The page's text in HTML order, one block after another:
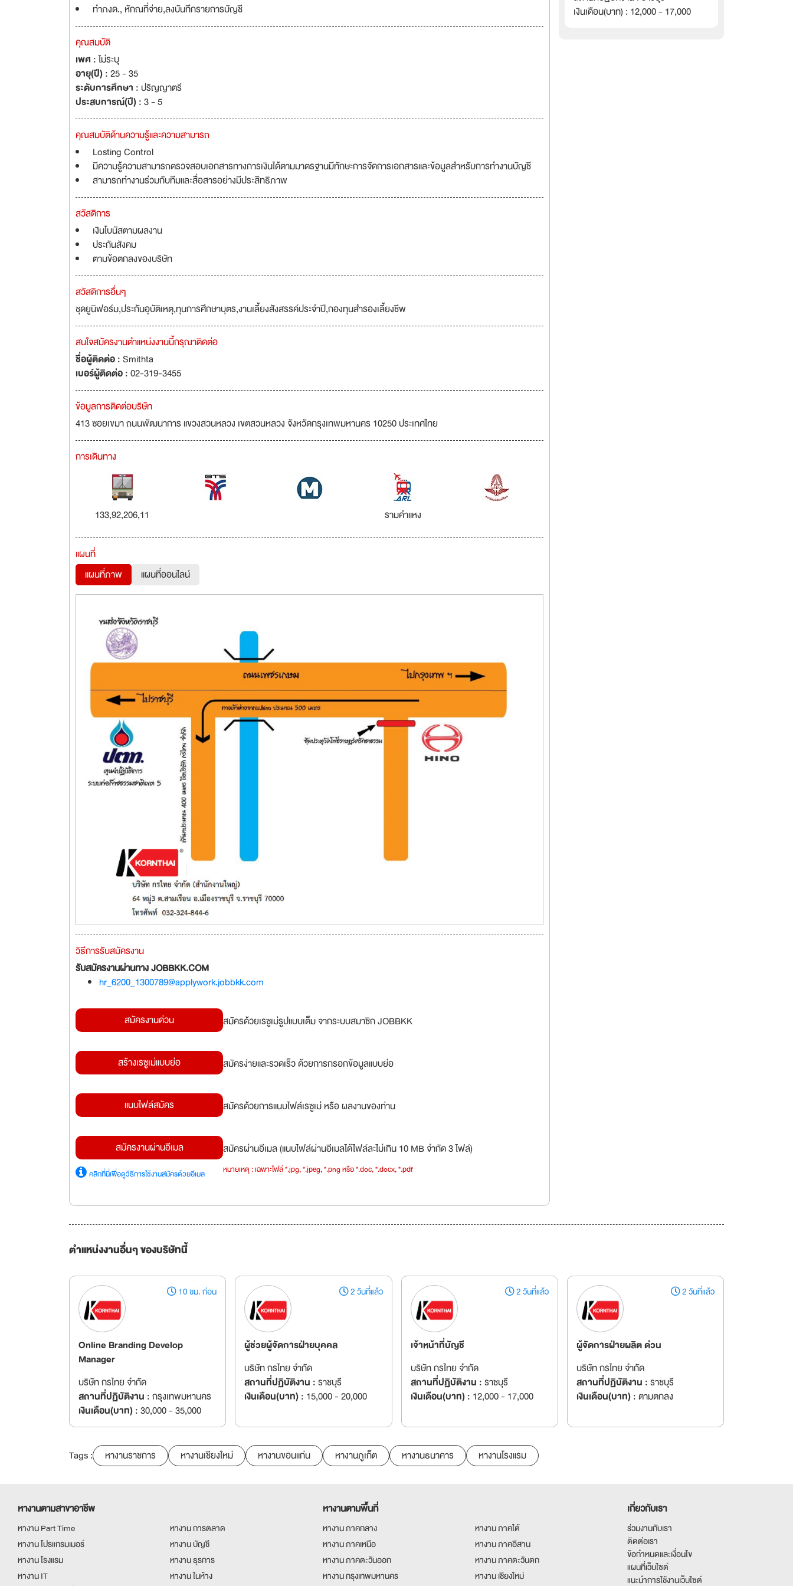
ทำภงด., หักณที่จ่าย,ลงบันทึกรายการบัญชี
คุณสมบัติ
เพศ :ไม่ระบุ
อายุ(ปี) :25 - 35
ระดับการศึกษา :ปริญญาตรี
ประสบการณ์(ปี) :3 - 5
คุณสมบัติด้านความรู้และความสามารถ
Losting Control
มีความรู้ความสามารถตรวจสอบเอกสารทางการเงินได้ตามมาตรฐานมีทักษะการจัดการเอกสารและข้อมูลสำหรับการทำงานบัญชี
สามารถทำงานร่วมกับทีมและสื่อสารอย่างมีประสิทธิภาพ
สวัสดิการ
เงินโบนัสตามผลงาน
ประกันสังคม
ตามข้อตกลงของบริษัท
สวัสดิการอื่นๆ
ชุดยูนิฟอร์ม,ประกันอุบัติเหตุ,ทุนการศึกษาบุตร,งานเลี้ยงสังสรรค์ประจำปี,กองทุนสำรองเลี้ยงชีพ
สนใจสมัครงานตำแหน่งงานนี้กรุณาติดต่อ
ชื่อผู้ติดต่อ :Smithta
เบอร์ผู้ติดต่อ :02-319-3455
ข้อมูลการติดต่อบริษัท
413 ซอยเขมา ถนนพัฒนาการ แขวงสวนหลวง เขตสวนหลวง จังหวัดกรุงเทพมหานคร 10250 ประเทศไทย
การเดินทาง
133,92,206,11 รามคำแหง
แผนที่
แผนที่ภาพ
แผนที่ออนไลน์
วิธีการรับสมัครงาน
รับสมัครงานผ่านทาง JOBBKK.COM
hr_6200_1300789@applywork.jobbkk.com
สมัครงานด่วน สมัครด้วยเรซูเม่รูปแบบเต็ม จากระบบสมาชิก JOBBKK
สร้างเรซูเม่แบบย่อ สมัครง่ายและรวดเร็ว ด้วยการกรอกข้อมูลแบบย่อ
แนบไฟล์สมัคร สมัครด้วยการแนบไฟล์เรซูเม่ หรือ ผลงานของท่าน
สมัครงานผ่านอีเมล
คลิกที่นี่เพื่อดูวิธีการใช้งานสมัครด้วยอีเมล
สมัครผ่านอีเมล (แนบไฟล์ผ่านอีเมลได้ไฟล์ละไม่เกิน 10 MB จำกัด 3 ไฟล์)
หมายเหตุ : เฉพาะไฟล์ *.jpg, *.jpeg, *.png หรือ *.doc, *.docx, *.pdf
เงินเดือน(บาท) : 12,000 - 17,000
ตำแหน่งงานอื่นๆ ของบริษัทนี้
10 ชม. ก่อน
Online Branding Develop
Manager
บริษัท กรไทย จำกัด
สถานที่ปฏิบัติงาน :กรุงเทพมหานคร
เงินเดือน(บาท) :30,000 - 35,000
2 วันที่แล้ว
ผู้ช่วยผู้จัดการฝ่ายบุคคล
บริษัท กรไทย จำกัด
สถานที่ปฏิบัติงาน :ราชบุรี
เงินเดือน(บาท) : 15,000 - 20,000
2 วันที่แล้ว
เจ้าหน้าที่บัญชี
บริษัท กรไทย จำกัด
สถานที่ปฏิบัติงาน :ราชบุรี
เงินเดือน(บาท) : 12,000 - 17,000
2 วันที่แล้ว
ผู้จัดการฝ่ายผลิต ด่วน
บริษัท กรไทย จำกัด
สถานที่ปฏิบัติงาน :ราชบุรี
เงินเดือน(บาท) :ตามตกลง
Tags : หางานราชการ หางานเชียงใหม่ หางานขอนแก่น หางานภูเก็ต หางานธนาคาร หางานโรงแรม
หางานตามสาขาอาชีพ
หางาน Part Time
หางาน การตลาด
หางาน โปรแกรมเมอร์
หางาน บัญชี
หางาน โรงแรม
หางาน ธุรการ
หางาน IT
หางาน ในห้าง
หางานตามพื้นที่
หางาน ภาคกลาง
หางาน ภาคใต้
หางาน ภาคเหนือ
หางาน ภาคอีสาน
หางาน ภาคตะวันออก
หางาน ภาคตะวันตก
หางาน กรุงเทพมหานคร
หางาน เชียงใหม่
เกี่ยวกับเรา
ร่วมงานกับเรา
ติดต่อเรา
ข้อกำหนดและเงื่อนไข
แผนที่เว็บไซต์
แนะนำการใช้งานเว็บไซต์